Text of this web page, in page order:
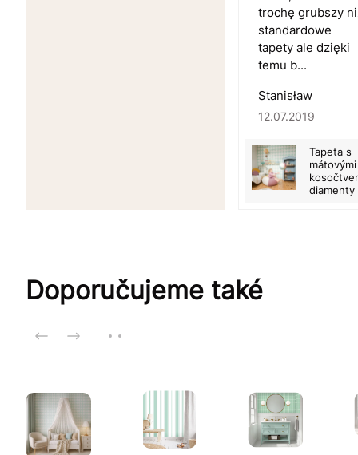
trochę grubszy
standardowe
tapety ale dzięki
temu b...
Stanisław
12.07.2019
Tapeta s
mátovými
diamenty
Doporučujeme také